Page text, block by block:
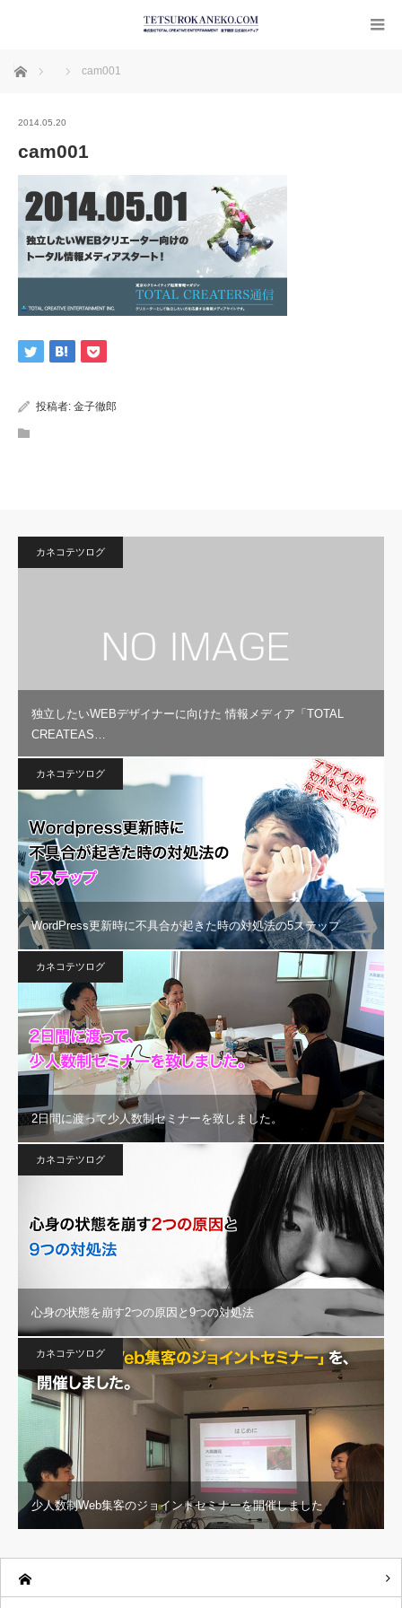
ホーム cam001
2014.05.20
cam001
投稿者: 金子徹郎
カネコテツログ
独立したいWEBデザイナーに向けた 情報メディア「TOTAL
CREATEAS…
カネコテツログ
WordPress更新時に不具合が起きた時の対処法の5ステップ
カネコテツログ
2日間に渡って少人数制セミナーを致しました。
カネコテツログ
心身の状態を崩す2つの原因と9つの対処法
カネコテツログ
少人数制Web集客のジョイントセミナーを開催しました